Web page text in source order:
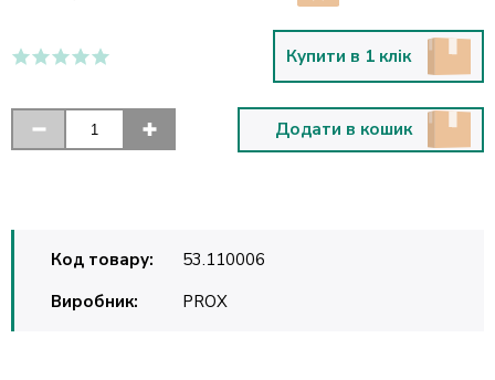
Купити в 1 клік
Додати в кошик
Код товару:
53.110006
Виробник:
PROX